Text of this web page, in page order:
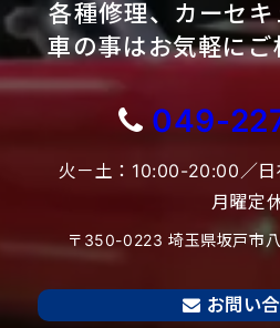
各種修理、カーセキ
車の事はお気軽に
049-
火－土：10:00-20:00／
月曜定
〒350-0223 埼玉県坂戸市
お問い